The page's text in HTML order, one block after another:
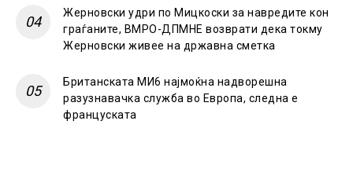
Жерновски удри по Мицкоски за навредите кон
граѓаните, ВМРО-ДПМНЕ возврати дека токму
Жерновски живее на државна сметка
Британската МИ6 најмоќна надворешна
разузнавачка служба во Европа, следна е
француската